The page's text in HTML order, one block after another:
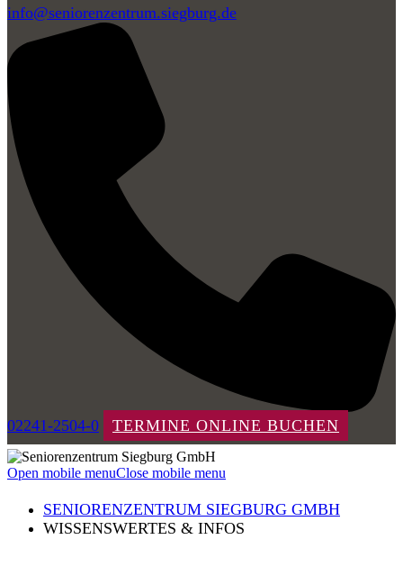
info@seniorenzentrum.siegburg.de
02241-2504-0 TERMINE ONLINE BUCHEN
Open mobile menuClose mobile menu
SENIORENZENTRUM SIEGBURG GMBH
WISSENSWERTES & INFOS